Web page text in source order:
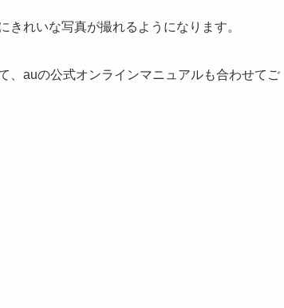
れいな写真が撮れるようになります。
、auの公式オンラインマニュアルも合わせてご